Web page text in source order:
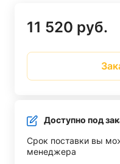
11 520 руб.
Доступно под
Срок поставки вы
менеджера